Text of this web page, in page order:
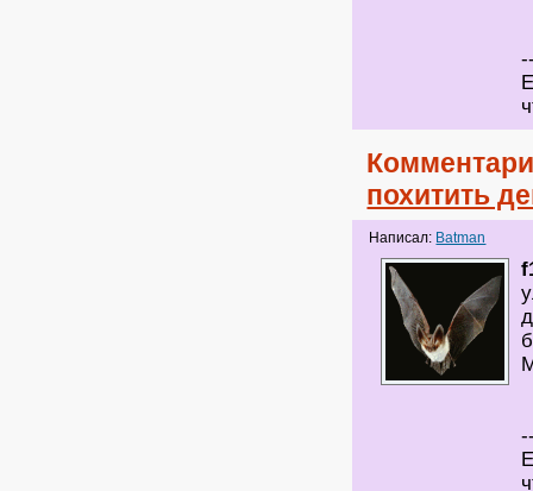
похитить
Написал: Batman